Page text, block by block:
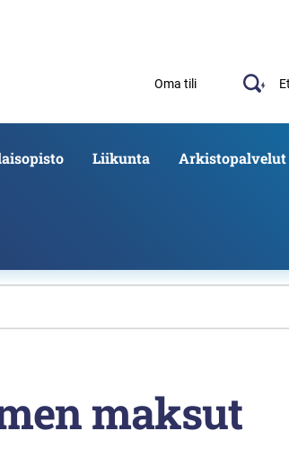
Oma tili
Etsi:
Liikunta Arkistopalvelut
maksut